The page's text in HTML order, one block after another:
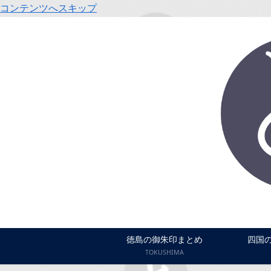
コンテンツへスキップ
徳島の御朱印まとめ
TOKUSHIMA
四国